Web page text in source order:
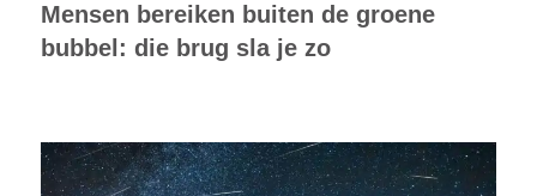
Mensen bereiken buiten de groene
bubbel: die brug sla je zo